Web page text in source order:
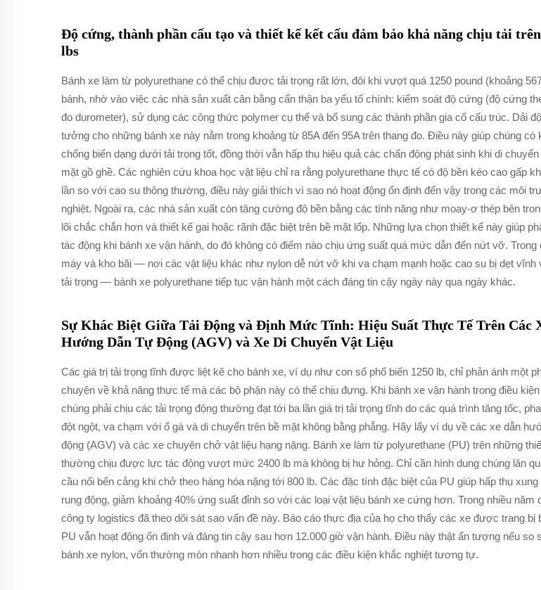
Độ cứng, thành phần cấu tạo và thiết kế kết cấu đảm bảo khả năng chịu tải
lbs
Bánh xe làm từ polyurethane có thể chịu được tải trọng rất lớn, đôi khi vượt quá 1250 pound (khoảng
bánh, nhờ vào việc các nhà sản xuất cân bằng cẩn thận ba yếu tố chính: kiểm soát độ cứng (độ cứng
đo durometer), sử dụng các công thức polymer cụ thể và bổ sung các thành phần gia cố cấu trúc. Dải
tưởng cho những bánh xe này nằm trong khoảng từ 85A đến 95A trên thang đo. Điều này giúp chúng có
chống biến dạng dưới tải trọng tốt, đồng thời vẫn hấp thụ hiệu quả các chấn động phát sinh khi di
mặt gồ ghề. Các nghiên cứu khoa học vật liệu chỉ ra rằng polyurethane thực tế có độ bền kéo cao gấp
lần so với cao su thông thường, điều này giải thích vì sao nó hoạt động ổn định đến vậy trong các môi
nghiệt. Ngoài ra, các nhà sản xuất còn tăng cường độ bền bằng các tính năng như moay-ơ thép bên
lõi chắc chắn hơn và thiết kế gai hoặc rãnh đặc biệt trên bề mặt lốp. Những lựa chọn thiết kế này giúp
tác động khi bánh xe vận hành, do đó không có điểm nào chịu ứng suất quá mức dẫn đến nứt vỡ. Trong
máy và kho bãi — nơi các vật liệu khác như nylon dễ nứt vỡ khi va chạm mạnh hoặc cao su bị dẹt vĩnh
tải trọng — bánh xe polyurethane tiếp tục vận hành một cách đáng tin cậy ngày này qua ngày khác.
Sự Khác Biệt Giữa Tải Động và Định Mức Tĩnh: Hiệu Suất Thực Tế Trên Các
Hướng Dẫn Tự Động (AGV) và Xe Di Chuyển Vật Liệu
Các giá trị tải trọng tĩnh được liệt kê cho bánh xe, ví dụ như con số phổ biến 1250 lb, chỉ phản ánh một
chuyện về khả năng thực tế mà các bộ phận này có thể chịu đựng. Khi bánh xe vận hành trong điều
chúng phải chịu các tải trọng động thường đạt tới ba lần giá trị tải trọng tĩnh do các quá trình tăng tốc,
đột ngột, va chạm với ổ gà và di chuyển trên bề mặt không bằng phẳng. Hãy lấy ví dụ về các xe dẫn
động (AGV) và các xe chuyên chở vật liệu hạng nặng. Bánh xe làm từ polyurethane (PU) trên những
thường chịu được lực tác động vượt mức 2400 lb mà không bị hư hỏng. Chỉ cần hình dung chúng lăn
cầu nối bến cảng khi chở theo hàng hóa nặng tới 800 lb. Các đặc tính đặc biệt của PU giúp hấp thụ
rung động, giảm khoảng 40% ứng suất đỉnh so với các loại vật liệu bánh xe cứng hơn. Trong nhiều năm
công ty logistics đã theo dõi sát sao vấn đề này. Báo cáo thực địa của họ cho thấy các xe được trang bị
PU vẫn hoạt động ổn định và đáng tin cậy sau hơn 12.000 giờ vận hành. Điều này thật ấn tượng nếu so
bánh xe nylon, vốn thường mòn nhanh hơn nhiều trong các điều kiện khắc nghiệt tương tự.